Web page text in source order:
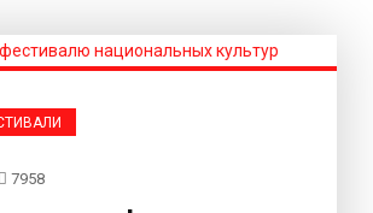
7958